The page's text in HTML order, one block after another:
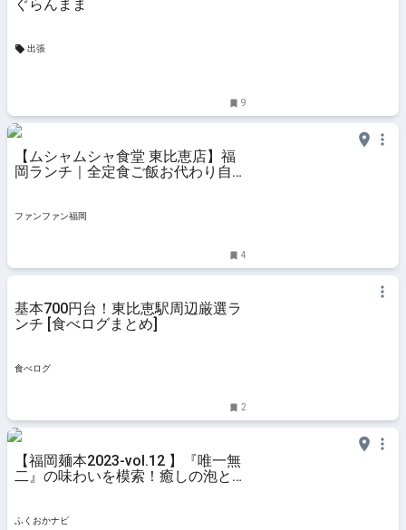
ぐらんまま
出張
9
【ムシャムシャ食堂 東比恵店】福
岡ランチ｜全定食ご飯お代わり自由
ファンファン福岡
4
基本700円台！東比恵駅周辺厳選ラ
ンチ [食べログまとめ]
食べログ
2
【福岡麺本2023-vol.12 】『唯一無
二』の味わいを模索！癒しの泡と力
ふくおかナビ